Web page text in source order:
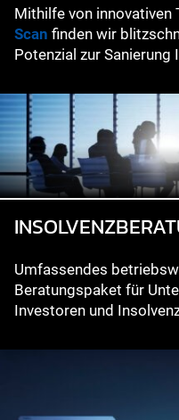
Mithilfe von innovativen
Scan finden wir
Potenzial zur Sanierung
Umfassendes
Beratungspaket für
Investoren und